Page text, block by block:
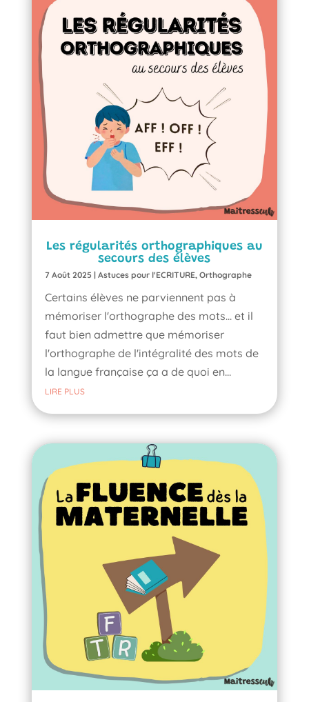
Les régularités orthographiques au
secours des élèves
7 Août 2025 | Astuces pour l'ECRITURE, Orthographe
Certains élèves ne parviennent pas à
mémoriser l'orthographe des mots... et il
faut bien admettre que mémoriser
l'orthographe de l'intégralité des mots de
la langue française ça a de quoi en...
LIRE PLUS